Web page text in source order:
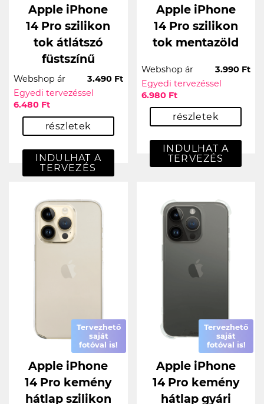
Apple iPhone
14 Pro szilikon
tok átlátszó
füstszínű
Webshop ár
3.490 Ft
Egyedi tervezéssel
6.480 Ft
részletek
INDULHAT A
TERVEZÉS
Apple iPhone
14 Pro szilikon
tok mentazöld
Webshop ár
3.990 Ft
Egyedi tervezéssel
6.980 Ft
részletek
INDULHAT A
TERVEZÉS
Tervezhető
saját
fotóval is!
Apple iPhone
14 Pro kemény
hátlap szilikon
Tervezhető
saját
fotóval is!
Apple iPhone
14 Pro kemény
hátlap gyári